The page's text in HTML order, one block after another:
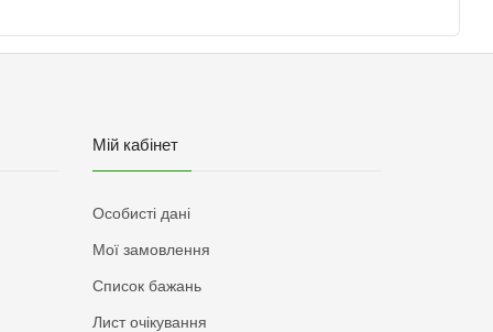
Мій кабінет
Особисті дані
Мої замовлення
Список бажань
Лист очікування